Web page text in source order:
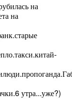
на
на
утра...уже?)